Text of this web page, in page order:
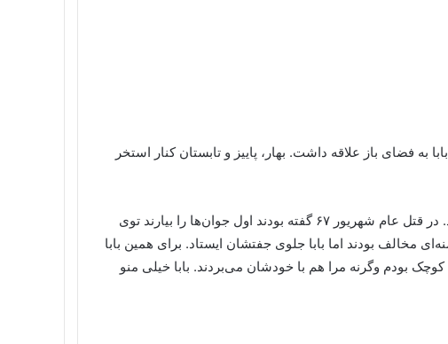
به فضای باز علاقه داشت. بهار، پاییز و تابستان کنار استخر
بقیه‌اش را من برایتان نقل می‌کنم «خیلی هم دلرحم بودند. در قتل عام شهریور ۶۷ گفته بودند اول جوان‌ها را بیارند توی
مخالف بودند اما بابا جلوی جفتشان ایستاد. برای همین بابا
بودم وگرنه مرا هم با خودشان می‌بردند. بابا خیلی منو